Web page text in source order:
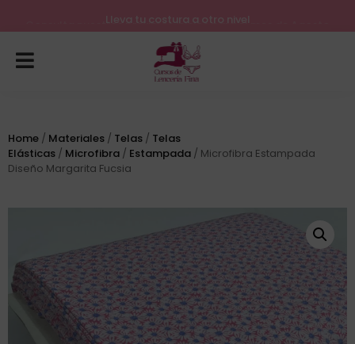
Consulta nuestros próximos inicios para el mes de Agosto
Lleva tu costura a otro nivel
Home / Materiales / Telas / Telas
Elásticas / Microfibra / Estampada / Microfibra Estampada
Diseño Margarita Fucsia